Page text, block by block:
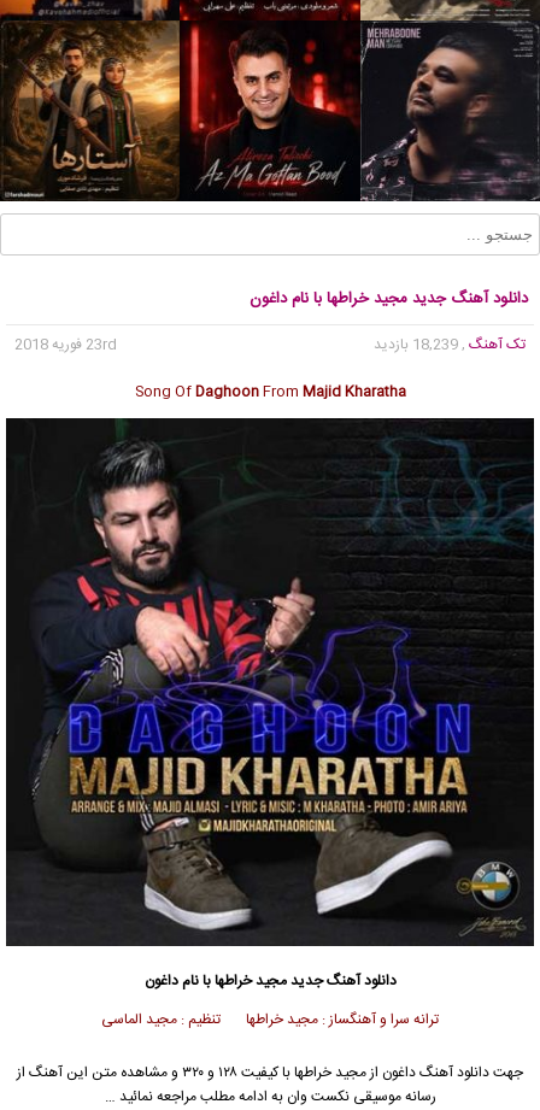
دانلود آهنگ جدید مجید خراطها با نام داغون
تک آهنگ , 18,239 بازدید
23rd فوریه 2018
Song OfDaghoonFrom Majid Kharatha
دانلود آهنگ جدیدمجید خراطهابا نام داغون
ترانه سرا و آهنگساز : مجید خراطها تنظیم : مجید الماسی
جهت دانلود آهنگ داغون ازمجید خراطها
با کیفیت ۱۲۸ و ۳۲۰ و مشاهده متن این آهنگ از
رسانه موسیقی نکست وان به ادامه مطلب مراجعه نمائید …